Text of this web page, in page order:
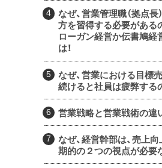
なぜ、営業管理職（拠点長
方を習得する必要がある
ローガン経営か伝書鳩経
は！
なぜ、営業における目標
続けると社員は疲弊する
営業戦略と営業戦術の違
なぜ、経営幹部は、売上
期的の２つの視点が必要